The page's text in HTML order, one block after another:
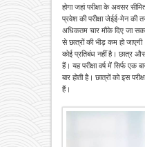
होगा जहां परीक्षा के अवसर
प्रवेश की परीक्षा जेईई-मेन की
अधिकतम चार मौके दिए जा
से छात्रों की भीड़ कम हो
कोई प्रतिबंध नहीं है। छात्र
हैं। यह परीक्षा वर्ष में सिर्फ एक
बार होती है। छात्रों को इस
हैं।